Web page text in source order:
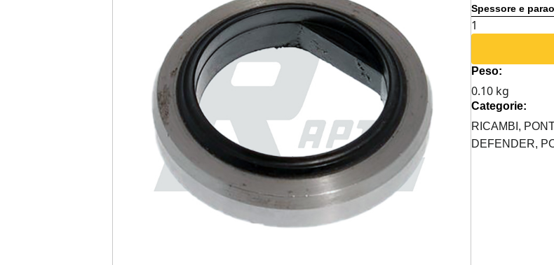
Spessore e
SPESSORE
POST
DEFENDER
quantità
Peso:
0.10 kg
Categorie:
RICAMBI,
DEFENDER,